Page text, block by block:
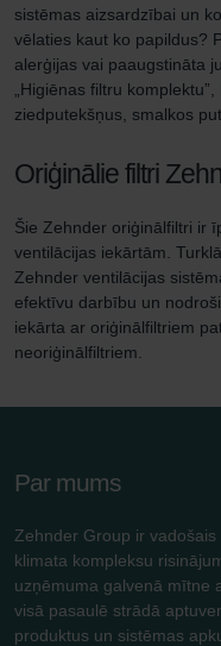
sistēmas aizsardzībai un
vēlaties kaut ko papildus?
alerģijas vai paaugstināta
„Higiēnas filtru
ziedputekšņus, smalkos
Oriģinālie filtri
Šie Zehnder oriģinālfiltri ir
ventilācijas iekārtām.
Zehnder ventilācijas
efektīvu darbību un
iekārta ar oriģinālfiltriem
neoriģinālfiltriem.
Par mums
Zehnder Group ir
klimata kompleksu
uzņēmuma galvenā mītne
visā pasaulē strādā
produktus un sistēmas